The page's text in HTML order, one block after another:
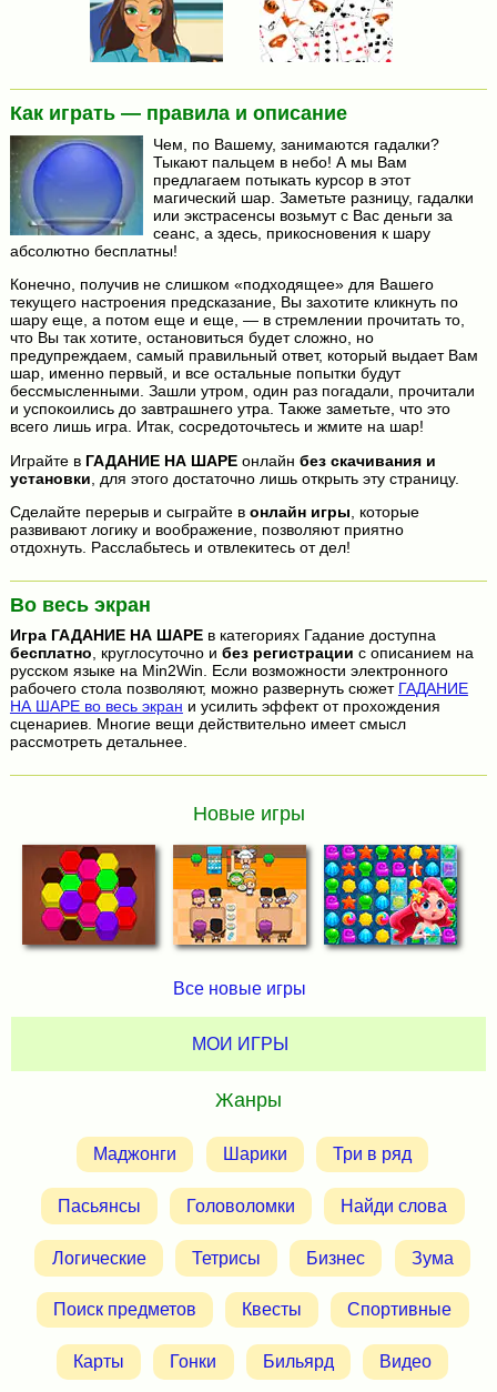
Как играть — правила и описание
Чем, по Вашему, занимаются гадалки?
Тыкают пальцем в небо! А мы Вам
предлагаем потыкать курсор в этот
магический шар. Заметьте разницу, гадалки
или экстрасенсы возьмут с Вас деньги за
сеанс, а здесь, прикосновения к шару
абсолютно бесплатны!
Конечно, получив не слишком «подходящее» для Вашего
текущего настроения предсказание, Вы захотите кликнуть по
шару еще, а потом еще и еще, — в стремлении прочитать то,
что Вы так хотите, остановиться будет сложно, но
предупреждаем, самый правильный ответ, который выдает Вам
шар, именно первый, и все остальные попытки будут
бессмысленными. Зашли утром, один раз погадали, прочитали
и успокоились до завтрашнего утра. Также заметьте, что это
всего лишь игра. Итак, сосредоточьтесь и жмите на шар!
Играйте в ГАДАНИЕ НА ШАРЕонлайн без скачивания и
установки , для этого достаточно лишь открыть эту страницу.
Сделайте перерыв и сыграйте в онлайн игры, которые
развивают логику и воображение, позволяют приятно
отдохнуть. Расслабьтесь и отвлекитесь от дел!
Во весь экран
Игра ГАДАНИЕ НА ШАРЕв категориях Гадание доступна
бесплатно, круглосуточно и без регистрации с описанием на
русском языке на Min2Win. Если возможности электронного
рабочего стола позволяют, можно развернуть сюжет ГАДАНИЕ
НА ШАРЕ во весь экран и усилить эффект от прохождения
сценариев. Многие вещи действительно имеет смысл
рассмотреть детальнее.
Новые игры
Все новые игры
МОИ ИГРЫ
Жанры
Маджонги Шарики Три в ряд
Пасьянсы Головоломки Найди слова
Логические Тетрисы Бизнес Зума
Поиск предметов Квесты Спортивные
Карты Гонки Бильярд Видео